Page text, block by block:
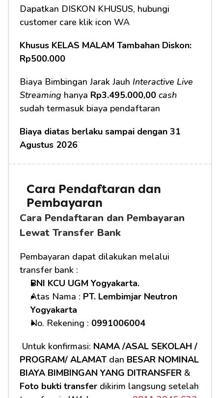
Dapatkan DISKON KHUSUS, hubungi
customer care klik icon WA
Khusus KELAS MALAM Tambahan Diskon:
Rp500.000
Biaya Bimbingan Jarak Jauh Interactive Live
Streaming hanya Rp3.495.000,00 cash
sudah termasuk biaya pendaftaran
Biaya diatas berlaku sampai dengan 31
Agustus 2026
Cara Pendaftaran dan
Pembayaran
Cara Pendaftaran dan Pembayaran
Lewat Transfer Bank
Pembayaran dapat dilakukan melalui
transfer bank :
BNI KCU UGM Yogyakarta.
Atas Nama : PT. Lembimjar Neutron
Yogyakarta
No. Rekening : 0991006004
Untuk konfirmasi: NAMA /ASAL SEKOLAH /
PROGRAM/ ALAMAT dan BESAR NOMINAL
BIAYA BIMBINGAN YANG DITRANSFER
Foto bukti transfer dikirim langsung setelah